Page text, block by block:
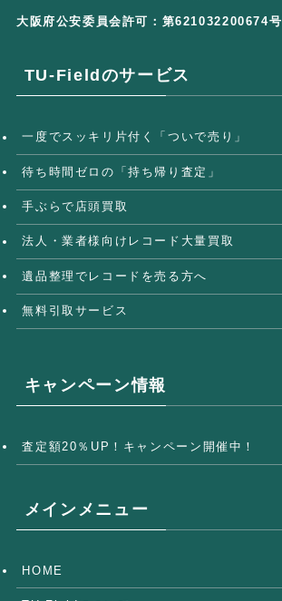
大阪府公安委員会許可：第621032200674号
TU-Fieldのサービス
一度でスッキリ片付く「ついで売り」
待ち時間ゼロの「持ち帰り査定」
手ぶらで店頭買取
法人・業者様向けレコード大量買取
遺品整理でレコードを売る方へ
無料引取サービス
キャンペーン情報
査定額20％UP！キャンペーン開催中！
メインメニュー
HOME